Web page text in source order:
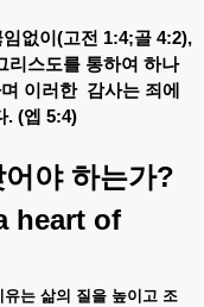
없이 (고전 1:4;골 4:2),
리스도를 통하여 하나
이러한 감사는 죄에
. (엡 5:4)
어야 하는가?
heart of
유는 삶의 질을 높이고 조